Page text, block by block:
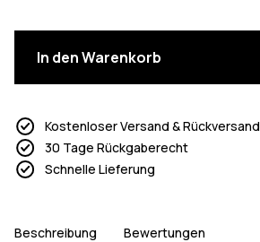
In den Warenkorb
Kostenloser Versand & Rückversand
30 Tage Rückgaberecht
Schnelle Lieferung
Beschreibung Bewertungen